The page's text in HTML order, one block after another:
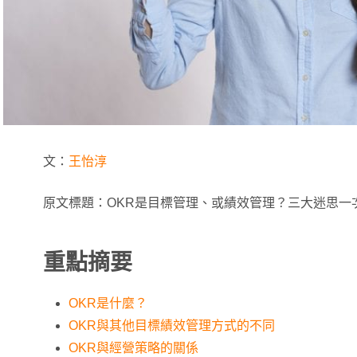
文： 王怡淳
原文標題：OKR是目標管理、或績效管理？三大迷思一
重點摘要
OKR是什麼？
OKR與其他目標績效管理方式的不同
OKR與經營策略的關係